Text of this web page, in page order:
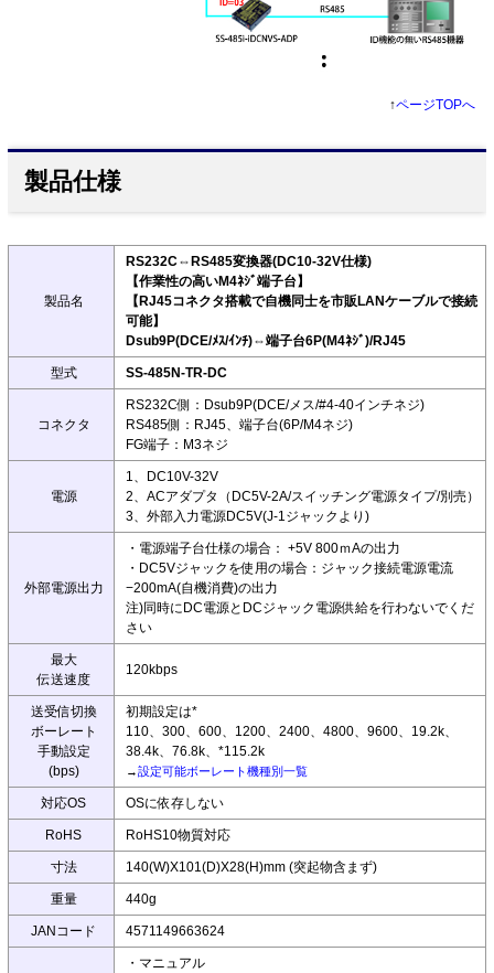
↑ページTOPへ
製品仕様
製品名
RS232C⇔RS485変換器(DC10-32V仕様)
【作業性の高いM4ﾈｼﾞ端子台】
【RJ45コネクタ搭載で自機同士を市販LANケーブルで接続
可能】
Dsub9P(DCE/ﾒｽ/ｲﾝﾁ)⇔端子台6P(M4ﾈｼﾞ)/RJ45
型式 SS-485N-TR-DC
コネクタ
RS232C側：Dsub9P(DCE/メス/#4-40インチネジ)
RS485側：RJ45、端子台(6P/M4ネジ)
FG端子：M3ネジ
電源
1、DC10V-32V
2、ACアダプタ（DC5V-2A/スイッチング電源タイプ/別売）
3、外部入力電源DC5V(J-1ジャックより)
外部電源出力
・電源端子台仕様の場合： +5V 800ｍAの出力
・DC5Vジャックを使用の場合：ジャック接続電源電流
−200mA(自機消費)の出力
注)同時にDC電源とDCジャック電源供給を行わないでくだ
さい
最大
伝送速度
120kbps
送受信切換
ボーレート
手動設定
(bps)
初期設定は*
110、300、600、1200、2400、4800、9600、19.2k、
38.4k、76.8k、*115.2k
→設定可能ボーレート機種別一覧
対応OS OSに依存しない
RoHS RoHS10物質対応
寸法 140(W)X101(D)X28(H)mm (突起物含まず)
重量 440g
JANコード 4571149663624
・マニュアル